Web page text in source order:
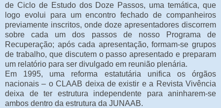
de Ciclo de Estudo dos Doze Passos, uma temática, que
logo evolui para um encontro fechado de companheiros
previamente inscritos, onde doze apresentadores discorrem
sobre cada um dos passos de nosso Programa de
Recuperação; após cada apresentação, formam-se grupos
de trabalho, que discutem o passo apresentado e preparam
um relatório para ser divulgado em reunião plenária.
Em 1995, uma reforma estatutária unifica os órgãos
nacionais – o CLAAB deixa de existir e a Revista Vivência
deixa de ter estrutura independente para aninharem-se
ambos dentro da estrutura da JUNAAB.